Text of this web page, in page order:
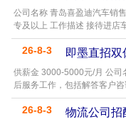
公司名称 青岛喜盈迪汽车销
专及以上 工作描述 接待进店
26-8-3 即墨直招双
供薪金 3000-5000元/月 公司
后服务工作，包括解答客户
26-8-3 物流公司招